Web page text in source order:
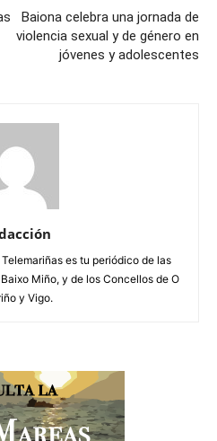
Baiona celebra una jornada de
violencia sexual y de género en
jóvenes y adolescentes
es tu periódico de las
Miño, y de los Concellos de O
y Vigo.